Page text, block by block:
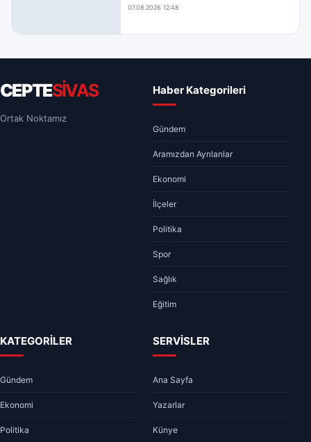
07.08.2026 12:48
CEPTESİVAS
Ortak Noktamız
Haber Kategorileri
Gündem
Aramızdan Ayrılanlar
Ekonomi
İlçeler
Politika
Spor
Sağlık
Eğitim
KATEGORİLER
Gündem
Ekonomi
Politika
SERVİSLER
Ana Sayfa
Yazarlar
Künye